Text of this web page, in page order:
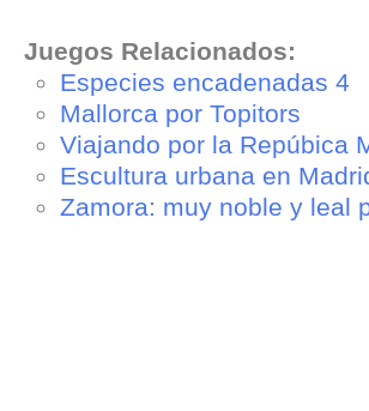
Juegos Relacionados:
Especies encadenadas 4
Mallorca por Topitors
Viajando por la Repúbica
Escultura urbana en
Zamora: muy noble y leal